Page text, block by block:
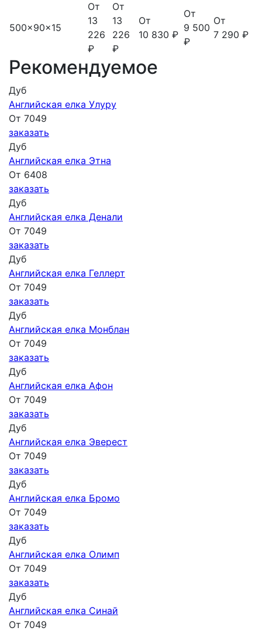
500x90x15
От
13
226
₽
От
13
226
₽
От
10 830 ₽
От
9 500
₽
От
7 290 ₽
Рекомендуемое
Дуб
Английская елка Улуру
От 7049
заказать
Дуб
Английская елка Этна
От 6408
заказать
Дуб
Английская елка Денали
От 7049
заказать
Дуб
Английская елка Геллерт
От 7049
заказать
Дуб
Английская елка Монблан
От 7049
заказать
Дуб
Английская елка Афон
От 7049
заказать
Дуб
Английская елка Эверест
От 7049
заказать
Дуб
Английская елка Бромо
От 7049
заказать
Дуб
Английская елка Олимп
От 7049
заказать
Дуб
Английская елка Синай
От 7049